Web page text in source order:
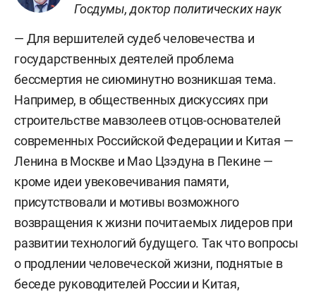
Госдумы, доктор политических наук
— Для вершителей судеб человечества и
государственных деятелей проблема
бессмертия не сиюминутно возникшая тема.
Например, в общественных дискуссиях при
строительстве мавзолеев отцов-основателей
современных Российской Федерации и Китая —
Ленина в Москве и Мао Цзэдуна в Пекине —
кроме идеи увековечивания памяти,
присутствовали и мотивы возможного
возвращения к жизни почитаемых лидеров при
развитии технологий будущего. Так что вопросы
о продлении человеческой жизни, поднятые в
беседе руководителей России и Китая,